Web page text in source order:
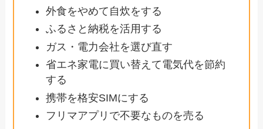
外食をやめて自炊をする
ふるさと納税を活用する
ガス・電力会社を選び直す
省エネ家電に買い替えて電気代を節約
する
携帯を格安SIMにする
フリマアプリで不要なものを売る